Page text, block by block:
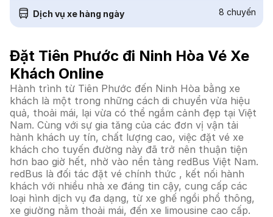
Dịch vụ xe hàng ngày 8 chuyến
Đặt Tiên Phước đi Ninh Hòa Vé Xe
Khách Online
Hành trình từ Tiên Phước đến Ninh Hòa bằng xe
khách là một trong những cách di chuyển vừa hiệu
quả, thoải mái, lại vừa có thể ngắm cảnh đẹp tại Việt
Nam. Cùng với sự gia tăng của các đơn vị vận tải
hành khách uy tín, chất lượng cao, việc đặt vé xe
khách cho tuyến đường này đã trở nên thuận tiện
hơn bao giờ hết, nhờ vào nền tảng redBus Việt Nam.
redBus là đối tác đặt vé chính thức , kết nối hành
khách với nhiều nhà xe đáng tin cậy, cung cấp các
loại hình dịch vụ đa dạng, từ xe ghế ngồi phổ thông,
xe giường nằm thoải mái, đến xe limousine cao cấp.